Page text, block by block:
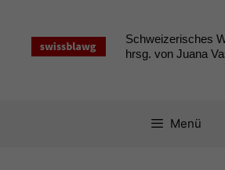
springen
Schweizerisches
hrsg. von Juana
Menü